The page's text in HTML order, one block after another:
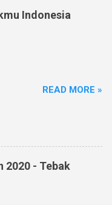
Indonesia
READ MORE »
2020 - Tebak